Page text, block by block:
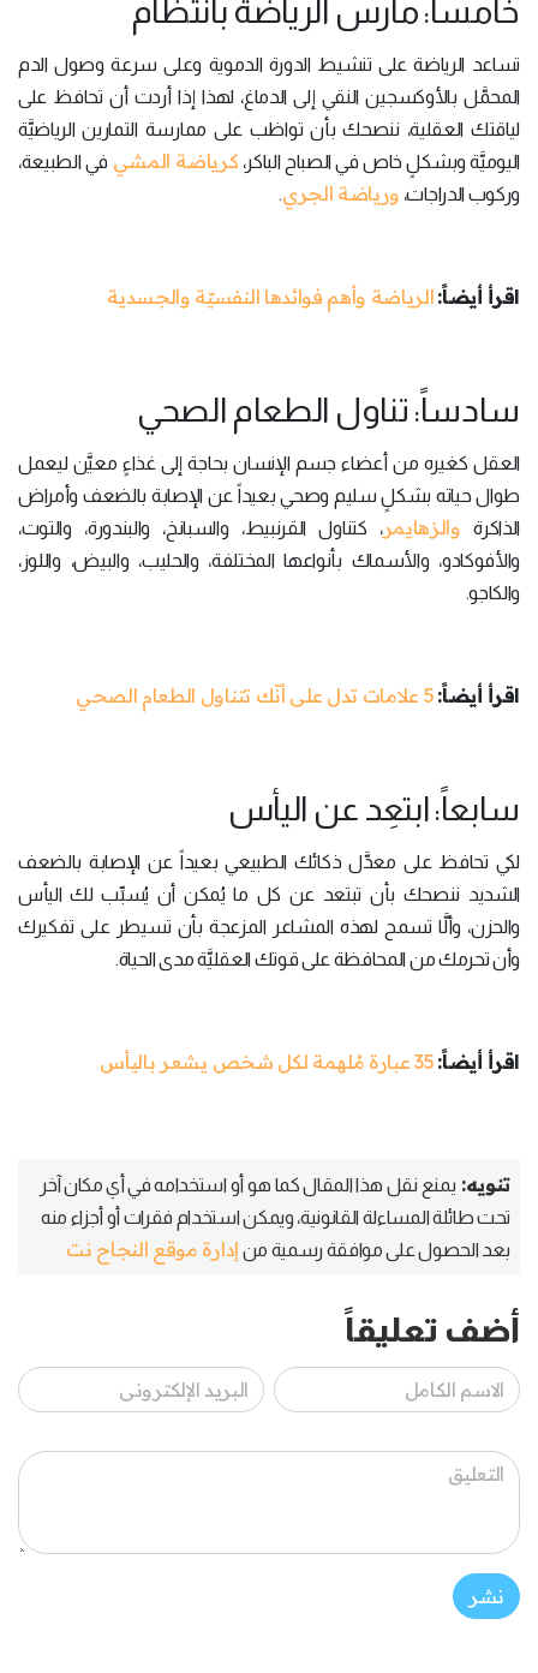
خامساً: مارس الرياضة بانتظام
تساعد الرياضة على تنشيط الدورة الدموية وعلى سرعة وصول الدم
المحمَّل بالأوكسجين النقي إلى الدماغ، لهذا إذا أردت أن تحافظ على
لياقتك العقلية، ننصحك بأن تواظب على ممارسة التمارين الرياضيَّة
اليوميَّة وبشكلٍ خاص في الصباح الباكر، كرياضة المشي في الطبيعة،
وركوب الدراجات، ورياضة الجري.
اقرأ أيضاً: الرياضة وأهم فوائدها النفسيّة والجسدية
سادساً: تناول الطعام الصحي
العقل كغيره من أعضاء جسم الإنسان بحاجة إلى غذاءٍ معيَّن ليعمل
طوال حياته بشكلٍ سليم وصحي بعيداً عن الإصابة بالضعف وأمراض
الذاكرة والزهايمر، كتناول القرنبيط، والسبانخ، والبندورة، والتوت،
والأفوكادو، والأسماك بأنواعها المختلفة، والحليب، والبيض، واللوز،
والكاجو.
اقرأ أيضاً: 5 علامات تدل على أنّك تتناول الطعام الصحي
سابعاً: ابتعِد عن اليأس
لكي تحافظ على معدَّل ذكائك الطبيعي بعيداً عن الإصابة بالضعف
الشديد ننصحك بأن تبتعد عن كل ما يُمكن أن يُسبِّب لك اليأس
والحزن، وألَّا تسمح لهذه المشاعر المزعجة بأن تسيطر على تفكيرك
وأن تحرمك من المحافظة على قوتك العقليَّة مدى الحياة.
اقرأ أيضاً: 35 عبارة مُلهمة لكل شخص يشعر باليأس
تنويه: يمنع نقل هذا المقال كما هو أو استخدامه في أي مكان آخر
تحت طائلة المساءلة القانونية، ويمكن استخدام فقرات أو أجزاء منه
بعد الحصول على موافقة رسمية من إدارة موقع النجاح نت
أضف تعليقاً
نشر